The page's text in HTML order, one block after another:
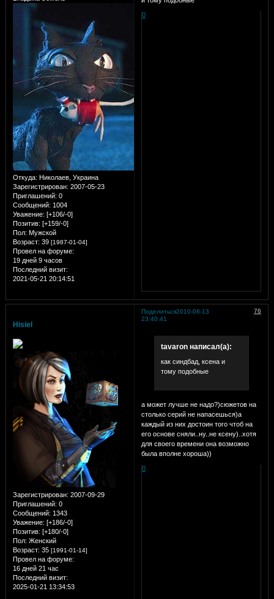
Откуда: Николаев, Украина
Зарегистрирован: 2007-05-23
Приглашений: 0
Сообщений: 1004
Уважение: [+106/-0]
Позитив: [+159/-0]
Пол: Мужской
Возраст: 39 [1987-01-04]
Провел на форуме:
19 дней 9 часов
Последний визит:
2021-05-21 20:14:51
0
Поделиться 76
2010-08-13
23:40:41
Hisiel
Зарегистрирован: 2007-09-29
Приглашений: 0
Сообщений: 1343
Уважение: [+186/-0]
Позитив: [+180/-0]
Пол: Женский
Возраст: 35 [1991-01-14]
Провел на форуме:
16 дней 21 час
Последний визит:
2025-01-21 13:34:53
tavaron написал(а):
как синдбад, ксена и
тому подобные
а может лучше не надо?)сюжетов на
столько серий не напасешься)а
каждый из них достоин того чтоб на
его основе сняли..ну..не ксену)..хотя
для своего времени она возможно
была вполне хороша))
0